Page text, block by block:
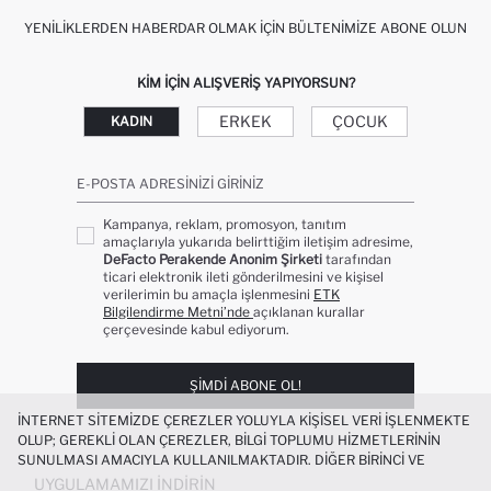
YENILIKLERDEN HABERDAR OLMAK İÇIN BÜLTENIMIZE ABONE OLUN
KIM IÇIN ALIŞVERIŞ YAPIYORSUN?
KADIN ERKEK ÇOCUK
E-POSTA ADRESINIZI GIRINIZ
Kampanya, reklam, promosyon, tanıtım
amaçlarıyla yukarıda belirttiğim iletişim adresime,
DeFacto Perakende Anonim Şirketi tarafından
ticari elektronik ileti gönderilmesini ve kişisel
verilerimin bu amaçla işlenmesini ETK
Bilgilendirme Metni’nde açıklanan kurallar
çerçevesinde kabul ediyorum.
ŞIMDI ABONE OL!
UYGULAMAMIZI İNDIRIN
İNTERNET SITEMIZDE ÇEREZLER YOLUYLA KIŞISEL VERI IŞLENMEKTE
OLUP; GEREKLI OLAN ÇEREZLER, BILGI TOPLUMU HIZMETLERININ
SUNULMASI AMACIYLA KULLANILMAKTADIR. DIĞER BIRINCI VE
ÜÇÜNCÜ TARAF ÇEREZLER ISE SIZE DAHA IYI BIR ALIŞVERIŞ